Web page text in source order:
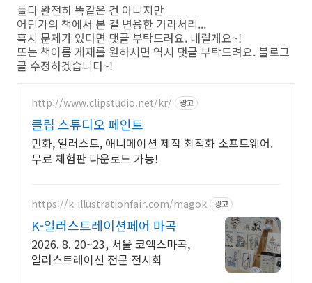
둘다 완전히 똑같은 건 아니지만
어딘가의 책에서 본 걸 변용한 거라서리...
혹시 문제가 있다면 댓글 부탁드려요. 내릴게요~!
또는 책이름 게재를 원하시면 역시 댓글 부탁드려요. 블로그
글 수정하겠습니다~!
http://www.clipstudio.net/kr/ 광고
클립 스튜디오 페인트
만화, 일러스트, 애니메이션 제작 최적화 소프트웨어.
무료 체험판 다운로드 가능!
https://k-illustrationfair.com/magok 광고
K-일러스트레이션페어 마곡
2026. 8. 20~23, 서울 코엑스마곡,
일러스트레이션 전문 전시회